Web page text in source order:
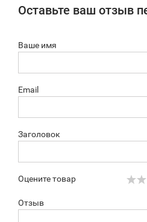
Оставьте ваш отзыв
Ваше имя
Email
Заголовок
Оцените товар
Отзыв